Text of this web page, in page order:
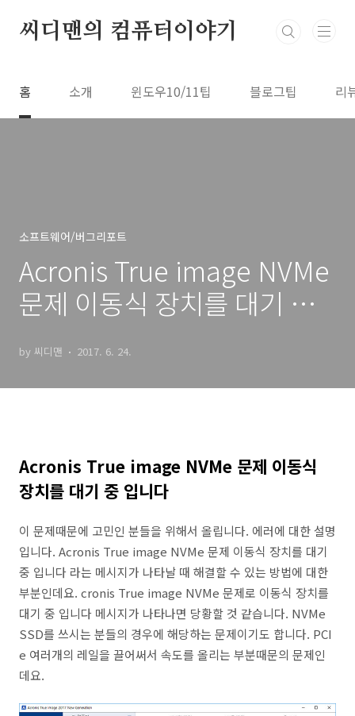
씨디맨의 컴퓨터이야기
홈 소개 윈도우10/11팁 블로그팁 리
소프트웨어/버그리포트
Acronis True image NVMe
문제 이동식 장치를 대기 중
by 씨디맨 2017. 6. 24.
Acronis True image NVMe 문제 이동식
장치를 대기 중 입니다
이 문제때문에 고민인 분들을 위해서 올립니다. 에러에 대한 설명
입니다. Acronis True image NVMe 문제 이동식 장치를 대기
중 입니다 라는 메시지가 나타날 때 해결할 수 있는 방법에 대한
부분인데요. cronis True image NVMe 문제로 이동식 장치를
대기 중 입니다 메시지가 나타나면 당황할 것 같습니다. NVMe
SSD를 쓰시는 분들의 경우에 해당하는 문제이기도 합니다. PCI
e 여러개의 레일을 끌어써서 속도를 올리는 부분때문의 문제인
데요.